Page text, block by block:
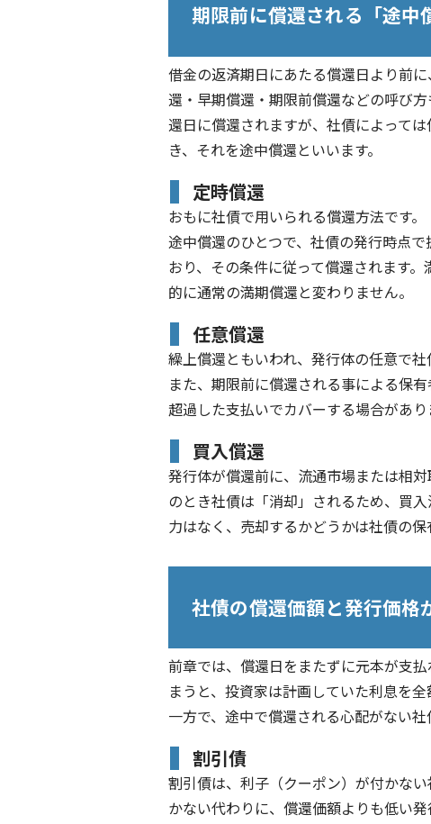
期限前に償還される「途中
借金の返済期日にあたる償還日より前
還・早期償還・期限前償還などの呼び
還日に償還されますが、社債によって
き、それを途中償還といいます。
定時償還
おもに社債で用いられる償還方法です。
途中償還のひとつで、社債の発行時点
おり、その条件に従って償還されます
的に通常の満期償還と変わりません。
任意償還
繰上償還ともいわれ、発行体の任意で
また、期限前に償還される事による保
超過した支払いでカバーする場合があり
買入償還
発行体が償還前に、流通市場または相
のとき社債は「消却」されるため、買
力はなく、売却するかどうかは社債の保
社債の償還価額と発行価格
前章では、償還日をまたずに元本が支
まうと、投資家は計画していた利息を
一方で、途中で償還される心配がない社
割引債
割引債は、利子（クーポン）が付かな
かない代わりに、償還価額よりも低い